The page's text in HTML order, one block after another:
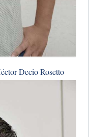
Decio Rosetto